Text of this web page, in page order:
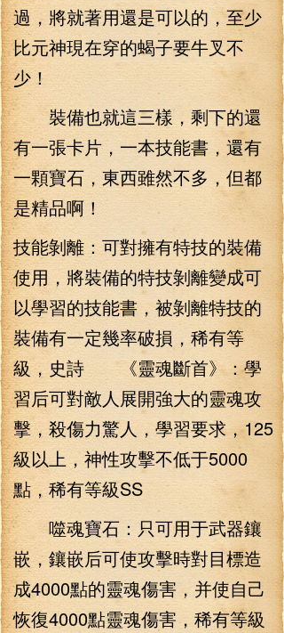
過，將就著用還是可以的，至少
比元神現在穿的蝎子要牛叉不
少！
裝備也就這三樣，剩下的還
有一張卡片，一本技能書，還有
一顆寶石，東西雖然不多，但都
是精品啊！
技能剝離：可對擁有特技的裝備
使用，將裝備的特技剝離變成可
以學習的技能書，被剝離特技的
裝備有一定幾率破損，稀有等
級，史詩 《靈魂斷首》：學
習后可對敵人展開強大的靈魂攻
擊，殺傷力驚人，學習要求，125
級以上，神性攻擊不低于5000
點，稀有等級SS
噬魂寶石：只可用于武器鑲
嵌，鑲嵌后可使攻擊時對目標造
成4000點的靈魂傷害，并使自己
恢復4000點靈魂傷害，稀有等級